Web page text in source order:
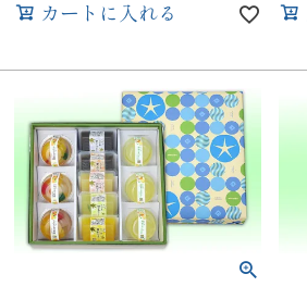
カートに入れる